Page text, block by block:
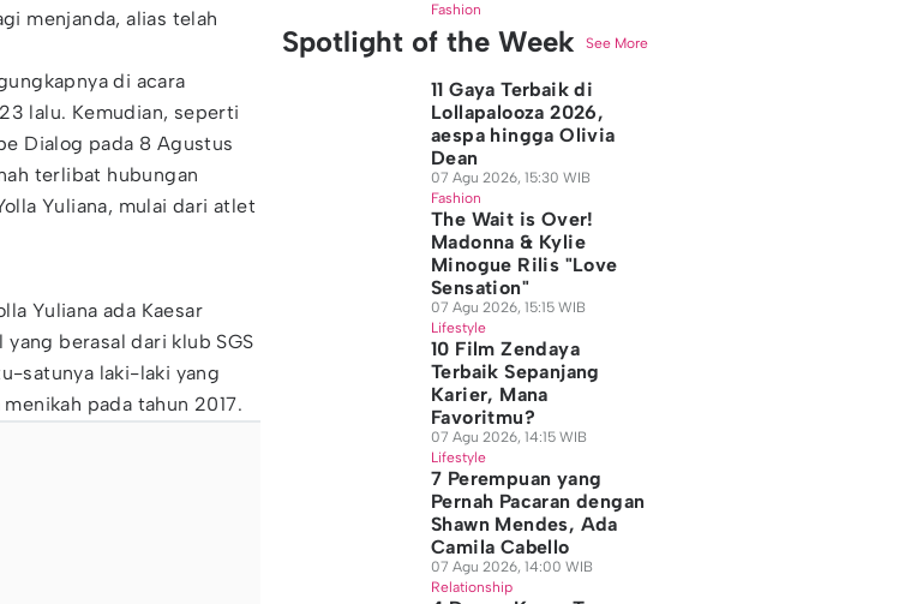
menjanda, alias telah
di acara
lalu. Kemudian, seperti
Dialog pada 8 Agustus
terlibat hubungan
Yuliana, mulai dari atlet
Yuliana ada Kaesar
berasal dari klub SGS
satunya laki-laki yang
pada tahun 2017.
Fashion
Spotlight of the Week See More
11 Gaya Terbaik di
Lollapalooza 2026,
aespa hingga Olivia
Dean
07 Agu 2026, 15:30 WIB
Fashion
The Wait is Over!
Madonna & Kylie
Minogue Rilis "Love
Sensation"
07 Agu 2026, 15:15 WIB
Lifestyle
10 Film Zendaya
Terbaik Sepanjang
Karier, Mana
Favoritmu?
07 Agu 2026, 14:15 WIB
Lifestyle
7 Perempuan yang
Pernah Pacaran dengan
Shawn Mendes, Ada
Camila Cabello
07 Agu 2026, 14:00 WIB
Relationship